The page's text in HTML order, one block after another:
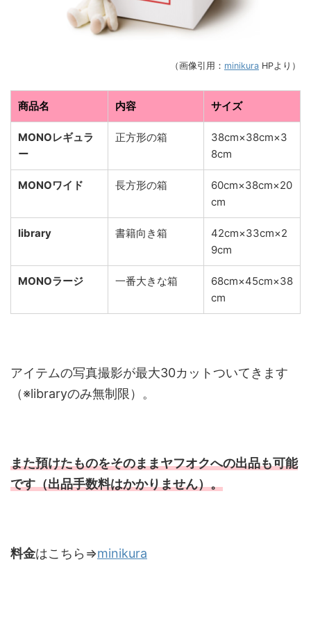
（画像引用： minikura HPより）
商品名 内容 サイズ
MONOレギュラ
ー
正方形の箱
38cm×38cm×3
8cm
MONOワイド 長方形の箱
60cm×38cm×20
cm
library 書籍向き箱
42cm×33cm×2
9cm
MONOラージ 一番大きな箱
68cm×45cm×38
cm
アイテムの写真撮影が最大30カットついてきます
（※libraryのみ無制限）。
また預けたものをそのままヤフオクへの出品も可能
です（出品手数料はかかりません）。
料金はこちら⇒minikura